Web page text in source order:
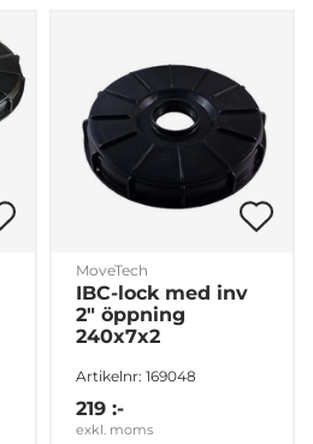
MoveTech
IBC-lock med inv
2" öppning
240x7x2
Artikelnr: 169048
219 :-
exkl. moms